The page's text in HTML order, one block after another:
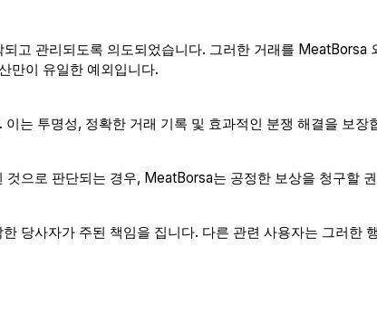
고 관리되도록 의도되었습니다. 그러한 거래를 MeatBorsa
만이 유일한 예외입니다.
는 투명성, 정확한 거래 기록 및 효과적인 분쟁 해결을 보장
으로 판단되는 경우, MeatBorsa는 공정한 보상을 청구할
당사자가 주된 책임을 집니다. 다른 관련 사용자는 그러한